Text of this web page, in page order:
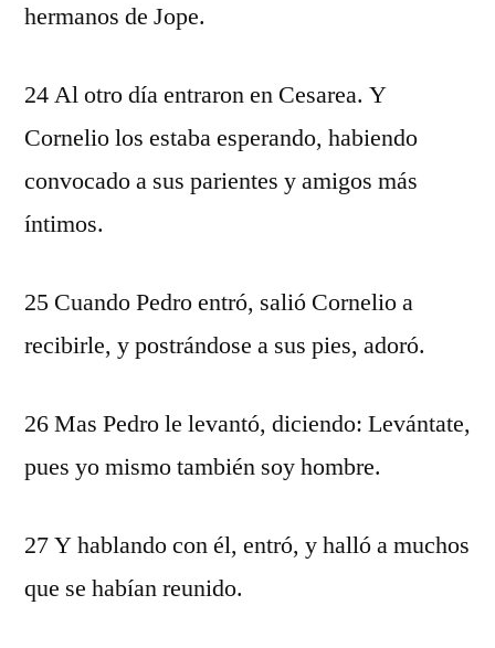
hermanos de Jope.
24 Al otro día entraron en Cesarea. Y
Cornelio los estaba esperando, habiendo
convocado a sus parientes y amigos más
íntimos.
25 Cuando Pedro entró, salió Cornelio a
recibirle, y postrándose a sus pies, adoró.
26 Mas Pedro le levantó, diciendo: Levántate,
pues yo mismo también soy hombre.
27 Y hablando con él, entró, y halló a muchos
que se habían reunido.